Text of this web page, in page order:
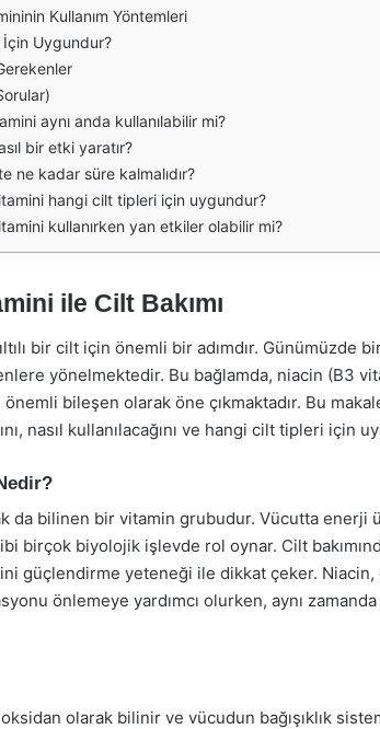
Kullanım Yöntemleri
Uygundur?
aynı anda kullanılabilir mi?
bir etki yaratır?
ne kadar süre kalmalıdır?
hangi cilt tipleri için uygundur?
kullanırken yan etkiler olabilir mi?
ile Cilt Bakımı
bir cilt için önemli bir adımdır. Günümüzde
yönelmektedir. Bu bağlamda, niacin (B3
önemli bileşen olarak öne çıkmaktadır. Bu
nasıl kullanılacağını ve hangi cilt tipleri için
da bilinen bir vitamin grubudur. Vücutta enerji
birçok biyolojik işlevde rol oynar. Cilt
güçlendirme yeteneği ile dikkat çeker.
önlemeye yardımcı olurken, aynı
olarak bilinir ve vücudun bağışıklık